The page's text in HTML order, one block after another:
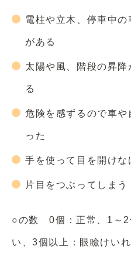
電柱や立木、停車中
がある
太陽や風、階段の昇
る
危険を感ずるので車
った
手を使って目を開け
片目をつぶってしまう
○の数 0個：正常、1～2
い、3個以上：眼瞼けい